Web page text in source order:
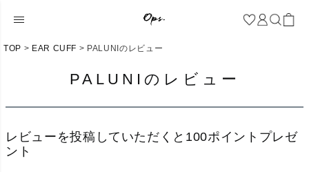
TOP EAR CUFF PALUNIのレビュー
PALUNIのレビュー
レビューを投稿していただくと100ポイントプレゼ
ント